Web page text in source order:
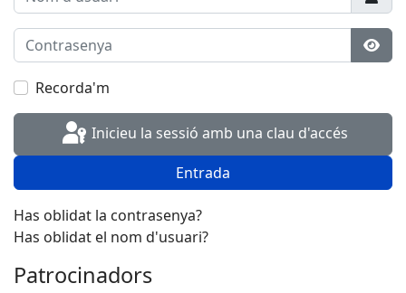
Contrasenya
Recorda'm
Inicieu la sessió amb una clau d'accés
Entrada
Has oblidat la contrasenya?
Has oblidat el nom d'usuari?
Patrocinadors